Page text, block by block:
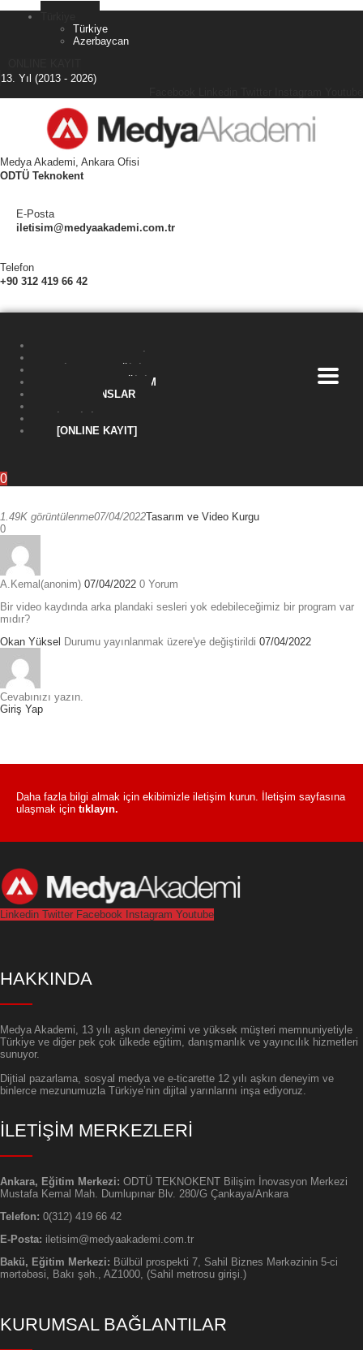
Türkiye
Azerbaycan
13. Yıl (2013 - 2026)
Medya Akademi, Ankara Ofisi
ODTÜ Teknokent
E-Posta
iletisim@medyaakademi.com.tr
Telefon
+90 312 419 66 42
KURUMSAL EĞITIM
REFERANSLAR
[ONLINE KAYIT]
0
1.49K görüntülenme07/04/2022Tasarım ve Video Kurgu
0
A.Kemal(anonim) 07/04/2022 0 Yorum
Bir video kaydında arka plandaki sesleri yok edebileceğimiz bir program var
mıdır?
Okan Yüksel Durumu yayınlanmak üzere'ye değiştirildi 07/04/2022
Cevabınızı yazın.
Giriş Yap
Daha fazla bilgi almak için ekibimizle iletişim kurun. İletişim sayfasına
ulaşmak için tıklayın.
Linkedin Twitter Facebook Instagram Youtube
HAKKINDA
Medya Akademi, 13 yılı aşkın deneyimi ve yüksek müşteri memnuniyetiyle
Türkiye ve diğer pek çok ülkede eğitim, danışmanlık ve yayıncılık hizmetleri
sunuyor.
Dijtial pazarlama, sosyal medya ve e-ticarette 12 yılı aşkın deneyim ve
binlerce mezunumuzla Türkiye’nin dijital yarınlarını inşa ediyoruz.
İLETİŞİM MERKEZLERİ
Ankara, Eğitim Merkezi: ODTÜ TEKNOKENT Bilişim İnovasyon Merkezi
Mustafa Kemal Mah. Dumlupınar Blv. 280/G Çankaya/Ankara
Telefon: 0(312) 419 66 42
E-Posta: iletisim@medyaakademi.com.tr
Bakü, Eğitim Merkezi: Bülbül prospekti 7, Sahil Biznes Mərkəzinin 5-ci
mərtəbəsi, Bakı şəh., AZ1000, (Sahil metrosu girişi.)
KURUMSAL BAĞLANTILAR